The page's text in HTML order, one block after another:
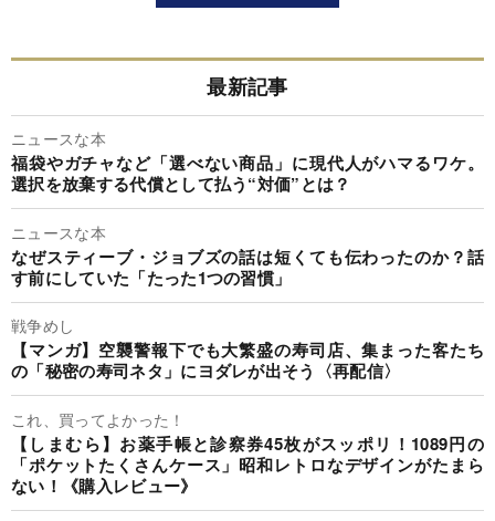
最新記事
ニュースな本
福袋やガチャなど「選べない商品」に現代人がハマるワケ。
選択を放棄する代償として払う“対価”とは？
ニュースな本
なぜスティーブ・ジョブズの話は短くても伝わったのか？話
す前にしていた「たった1つの習慣」
戦争めし
【マンガ】空襲警報下でも大繁盛の寿司店、集まった客たち
の「秘密の寿司ネタ」にヨダレが出そう〈再配信〉
これ、買ってよかった！
【しまむら】お薬手帳と診察券45枚がスッポリ！1089円の
「ポケットたくさんケース」昭和レトロなデザインがたまら
ない！《購入レビュー》